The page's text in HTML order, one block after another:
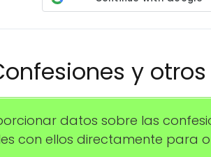
y
datos sobre las
con ellos directamente para